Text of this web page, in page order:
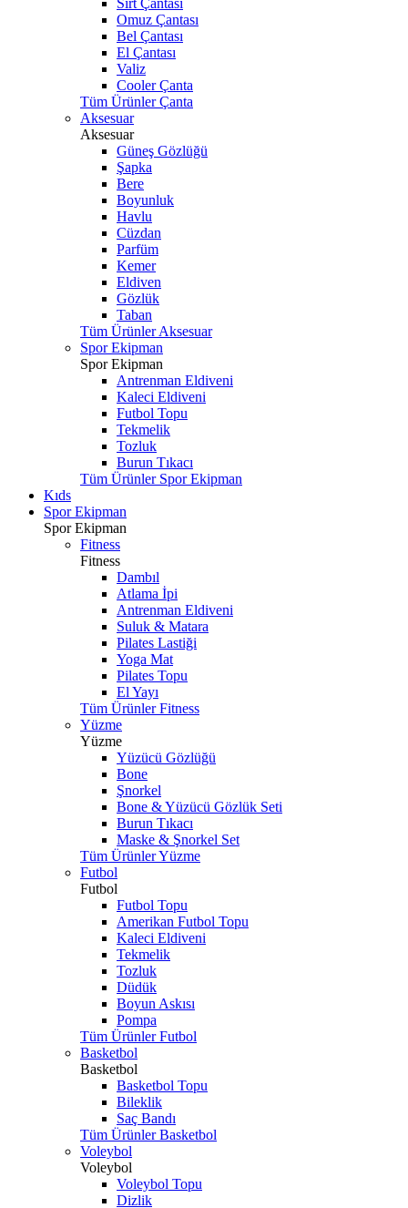
Sırt Çantası
Omuz Çantası
Bel Çantası
El Çantası
Valiz
Cooler Çanta
Tüm Ürünler Çanta
Aksesuar
Aksesuar
Güneş Gözlüğü
Şapka
Bere
Boyunluk
Havlu
Cüzdan
Parfüm
Kemer
Eldiven
Gözlük
Taban
Tüm Ürünler Aksesuar
Spor Ekipman
Spor Ekipman
Antrenman Eldiveni
Kaleci Eldiveni
Futbol Topu
Tekmelik
Tozluk
Burun Tıkacı
Tüm Ürünler Spor Ekipman
Kıds
Spor Ekipman
Spor Ekipman
Fitness
Fitness
Dambıl
Atlama İpi
Antrenman Eldiveni
Suluk & Matara
Pilates Lastiği
Yoga Mat
Pilates Topu
El Yayı
Tüm Ürünler Fitness
Yüzme
Yüzme
Yüzücü Gözlüğü
Bone
Şnorkel
Bone & Yüzücü Gözlük Seti
Burun Tıkacı
Maske & Şnorkel Set
Tüm Ürünler Yüzme
Futbol
Futbol
Futbol Topu
Amerikan Futbol Topu
Kaleci Eldiveni
Tekmelik
Tozluk
Düdük
Boyun Askısı
Pompa
Tüm Ürünler Futbol
Basketbol
Basketbol
Basketbol Topu
Bileklik
Saç Bandı
Tüm Ürünler Basketbol
Voleybol
Voleybol
Voleybol Topu
Dizlik